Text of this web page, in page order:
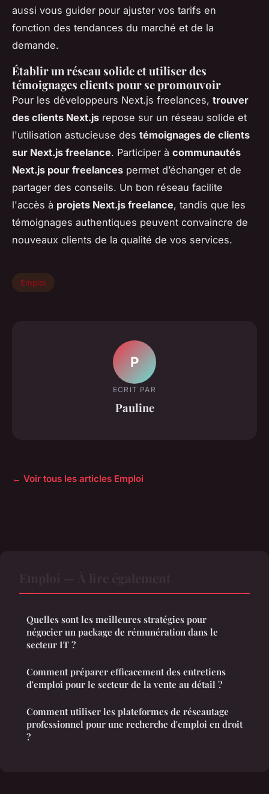
aussi vous guider pour ajuster vos tarifs en
fonction des tendances du marché et de la
demande.
Établir un réseau solide et utiliser des
témoignages clients pour se promouvoir
Pour les développeurs Next.js freelances, trouver
des clients Next.js repose sur un réseau solide et
l'utilisation astucieuse des témoignages de clients
sur Next.js freelance. Participer à communautés
Next.js pour freelances permet d’échanger et de
partager des conseils. Un bon réseau facilite
l'accès à projets Next.js freelance, tandis que les
témoignages authentiques peuvent convaincre de
nouveaux clients de la qualité de vos services.
Emploi
P
ECRIT PAR
Pauline
← Voir tous les articles Emploi
Quelles sont les meilleures stratégies pour
négocier un package de rémunération dans le
secteur IT ?
Comment préparer efficacement des entretiens
d'emploi pour le secteur de la vente au détail ?
Comment utiliser les plateformes de réseautage
professionnel pour une recherche d'emploi en droit
?